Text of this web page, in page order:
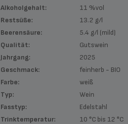
Alkoholgehalt:
11 %vol
Restsüße:
13.2 g/l
Beerensäure:
5.4 g/l (mild)
Qualität:
Gutswein
Jahrgang:
2025
Geschmack:
feinherb - BIO
Farbe:
weiß
Typ:
Wein
Fasstyp:
Edelstahl
Trinktemperatur:
10 °C bis 12 °C